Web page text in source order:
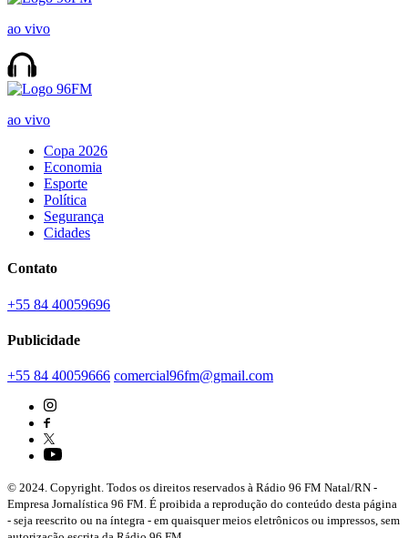
ao vivo
ao vivo
Copa 2026
Economia
Esporte
Política
Segurança
Cidades
Contato
+55 84 40059696
Publicidade
+55 84 40059666 comercial96fm@gmail.com
© 2024. Copyright. Todos os direitos reservados à Rádio 96 FM Natal/RN -
Empresa Jornalística 96 FM. É proibida a reprodução do conteúdo desta página
- seja reescrito ou na íntegra - em quaisquer meios eletrônicos ou impressos, sem